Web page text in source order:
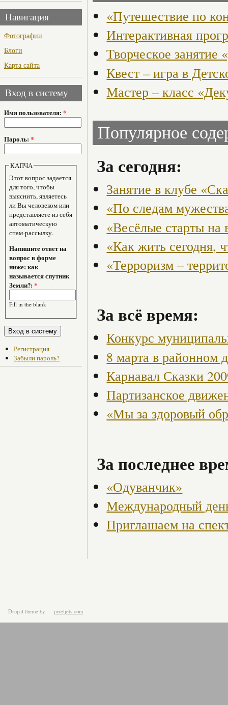
Навигация
Фотографии
Блоги
Карта сайта
Вход в систему
Имя пользователя: *
Пароль: *
КАПЧА
Этот вопрос задается
для того, чтобы
выяснить, являетесь
ли Вы человеком или
представляете из себя
автоматическую
спам-рассылку.
Напишите ответ на
вопрос в форме
ниже: как
называется спутник
Земли?:*
Fill in the blank
Регистрация
Забыли пароль?
«Путешествие по
Интерактивная
Творческое занятие
Квест – игра в
Мастер – класс
Популярное
За сегодня:
Занятие в клубе
«По следам
«Весёлые старты на
«Как жить сегодня,
«Терроризм –
За всё время:
Конкурс
8 марта в районном
Карнавал Сказки
Партизанское
«Мы за здоровый
За последнее
«Одуванчик»
Международный
Приглашаем на
Drupal theme by pixeljets.com